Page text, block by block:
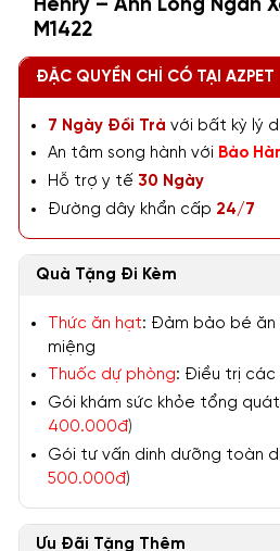
Henry – Anh Lông Ngắn
M1422
ĐẶC QUYỀN CHỈ CÓ TẠI AZPET
7 Ngày Đổi Trả với bất kỳ lý
An tâm song hành với Bảo
Hỗ trợ y tế 30 Ngày
Đường dây khẩn cấp 24/7
Quà Tặng Đi Kèm
Thức ăn hạt: Đảm bảo bé ăn
miệng
Thuốc dự phòng: Điều trị các
Gói khám sức khỏe tổng
400.000đ)
Gói tư vấn dinh dưỡng toàn
500.000đ)
Ưu Đãi Tặng Thêm